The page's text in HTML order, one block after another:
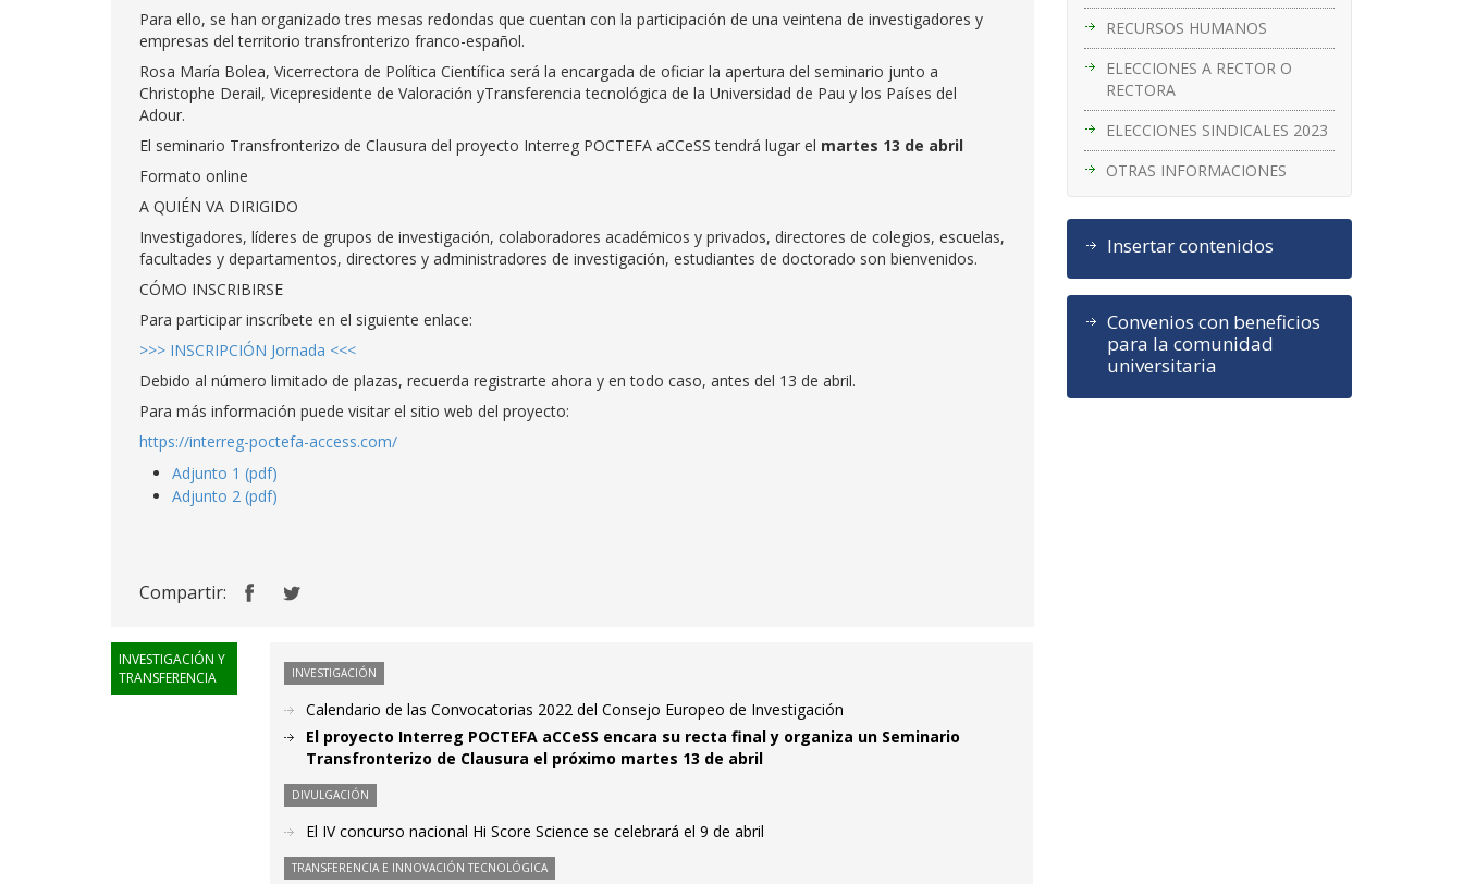
RECURSOS HUMANOS
ELECCIONES A RECTOR O
RECTORA
ELECCIONES SINDICALES 2023
OTRAS INFORMACIONES
Insertar contenidos
Convenios con beneficios
para la comunidad
universitaria
Para ello, se han organizado tres mesas redondas que cuentan con la participación de una veintena de investigadores y
empresas del territorio transfronterizo franco-español.
Rosa María Bolea, Vicerrectora de Política Científica será la encargada de oficiar la apertura del seminario junto a
Christophe Derail, Vicepresidente de Valoración yTransferencia tecnológica de la Universidad de Pau y los Países del
Adour.
El seminario Transfronterizo de Clausura del proyecto Interreg POCTEFA aCCeSS tendrá lugar el martes 13 de abril
Formato online
A QUIÉN VA DIRIGIDO
Investigadores, líderes de grupos de investigación, colaboradores académicos y privados, directores de colegios, escuelas,
facultades y departamentos, directores y administradores de investigación, estudiantes de doctorado son bienvenidos.
CÓMO INSCRIBIRSE
Para participar inscríbete en el siguiente enlace:
>>> INSCRIPCIÓN Jornada <<<
Debido al número limitado de plazas, recuerda registrarte ahora y en todo caso, antes del 13 de abril.
Para más información puede visitar el sitio web del proyecto:
https://interreg-poctefa-access.com/
Adjunto 1 (pdf)
Adjunto 2 (pdf)
Compartir:
INVESTIGACIÓN Y
TRANSFERENCIA
INVESTIGACIÓN
Calendario de las Convocatorias 2022 del Consejo Europeo de Investigación
El proyecto Interreg POCTEFA aCCeSS encara su recta final y organiza un Seminario
Transfronterizo de Clausura el próximo martes 13 de abril
DIVULGACIÓN
El IV concurso nacional Hi Score Science se celebrará el 9 de abril
TRANSFERENCIA E INNOVACIÓN TECNOLÓGICA